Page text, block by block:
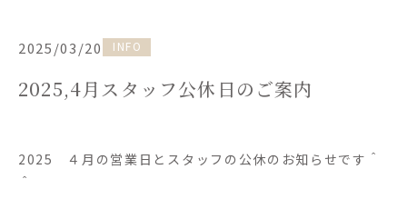
2025/03/20 INFO
2025,4月スタッフ公休日のご案内
2025 ４月の営業日とスタッフの公休のお知らせです＾
＾